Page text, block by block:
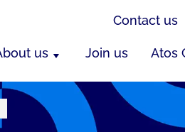
Contact us
us Join us Atos